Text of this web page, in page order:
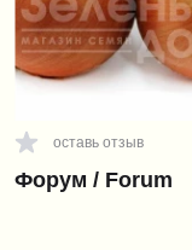
оставь отзыв
Форум / Forum